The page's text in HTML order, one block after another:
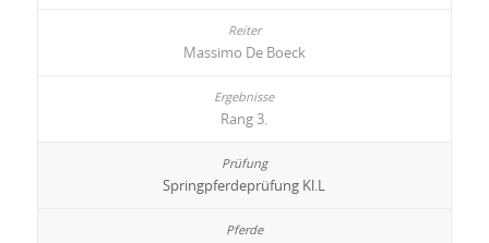
Massimo De Boeck
Rang 3.
Springpferdeprüfung Kl.L